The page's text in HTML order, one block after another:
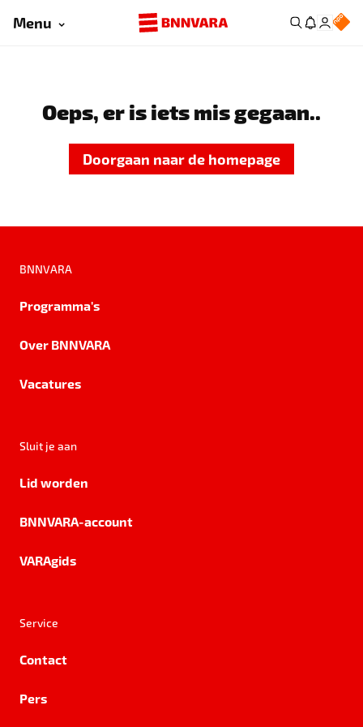
Menu
Oeps, er is iets mis gegaan..
Doorgaan naar de homepage
BNNVARA
Programma's
Over BNNVARA
Vacatures
Sluit je aan
Lid worden
BNNVARA-account
VARAgids
Service
Contact
Pers